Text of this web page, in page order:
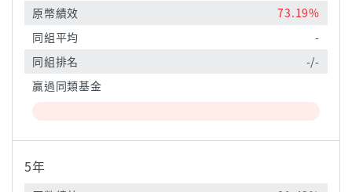
原幣績效
73.19%
同組平均
-
同組排名
-/-
贏過同類基金
5年